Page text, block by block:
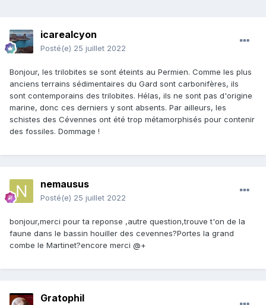
icarealcyon
Posté(e) 25 juillet 2022
Bonjour, les trilobites se sont éteints au Permien. Comme les plus
anciens terrains sédimentaires du Gard sont carbonifères, ils
sont contemporains des trilobites. Hélas, ils ne sont pas d'origine
marine, donc ces derniers y sont absents. Par ailleurs, les
schistes des Cévennes ont été trop métamorphisés pour contenir
des fossiles. Dommage !
nemausus
Posté(e) 25 juillet 2022
bonjour,merci pour ta reponse ,autre question,trouve t'on de la
faune dans le bassin houiller des cevennes?Portes la grand
combe le Martinet?encore merci @+
Gratophil